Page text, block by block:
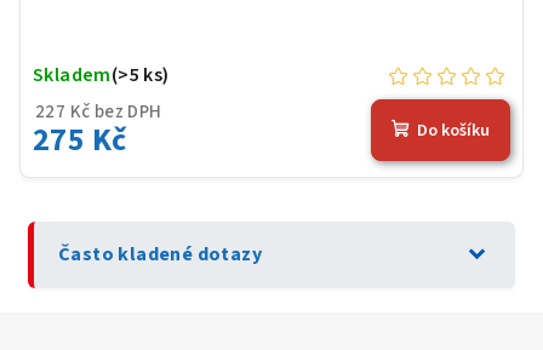
227 Kč bez DPH
275 Kč
Skladem(>5 ks)
Do košíku
Často kladené dotazy expand_more